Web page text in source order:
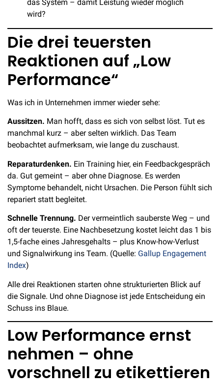
das System – damit Leistung wieder möglich
wird?
Die drei teuersten
Reaktionen auf „Low
Performance“
Was ich in Unternehmen immer wieder sehe:
Aussitzen. Man hofft, dass es sich von selbst löst. Tut es
manchmal kurz – aber selten wirklich. Das Team
beobachtet aufmerksam, wie lange du zuschaust.
Reparaturdenken. Ein Training hier, ein Feedbackgespräch
da. Gut gemeint – aber ohne Diagnose. Es werden
Symptome behandelt, nicht Ursachen. Die Person fühlt sich
repariert statt begleitet.
Schnelle Trennung. Der vermeintlich sauberste Weg – und
oft der teuerste. Eine Nachbesetzung kostet leicht das 1 bis
1,5-fache eines Jahresgehalts – plus Know-how-Verlust
und Signalwirkung ins Team. (Quelle: Gallup Engagement
Index)
Alle drei Reaktionen starten ohne strukturierten Blick auf
die Signale. Und ohne Diagnose ist jede Entscheidung ein
Schuss ins Blaue.
Low Performance ernst
nehmen – ohne
vorschnell zu etikettieren